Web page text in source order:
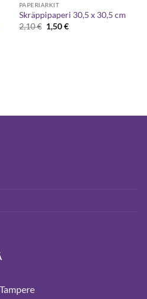
PAPERIARKIT
Skräppipaperi 30,5 x 30,5 cm
2,10€ Alkuperäinen
hinta
1,50€Nykyinen